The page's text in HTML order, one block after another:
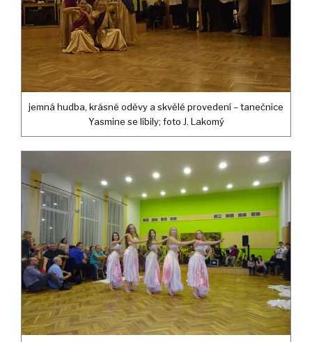
jemná hudba, krásné oděvy a skvělé provedení – tanečnice
Yasmine se líbily; foto J. Lakomý